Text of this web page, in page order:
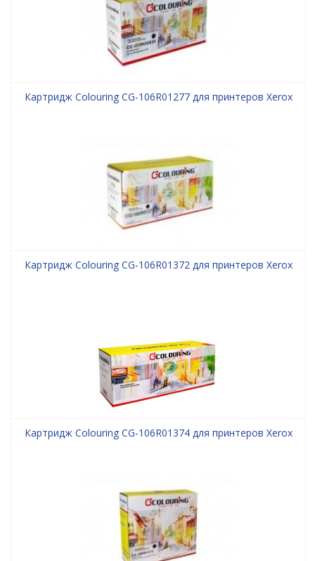
Картридж Colouring CG-106R01277 для принтеров Xerox
Картридж Colouring CG-106R01372 для принтеров Xerox
Картридж Colouring CG-106R01374 для принтеров Xerox